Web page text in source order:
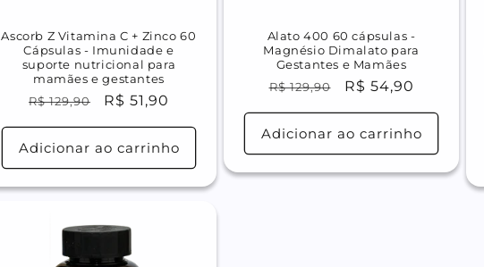
Ascorb Z Vitamina C + Zinco 60
Cápsulas - Imunidade e
suporte nutricional para
mamães e gestantes
Preço
normal
R$ 129,90
Preço
promocional
R$ 51,90
Adicionar ao carrinho
Alato 400 60 cápsulas -
Magnésio Dimalato para
Gestantes e Mamães
Preço
normal
R$ 129,90
Preço
promocional
R$ 54,90
Adicionar ao carrinho